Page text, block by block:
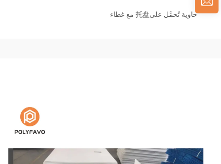
حاوية تُحمَّل على托盘 مع غطاء